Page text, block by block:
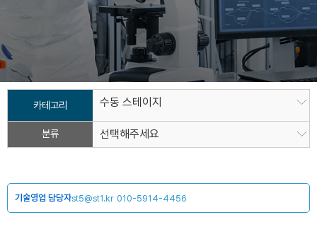
카테고리 수동 스테이지
분류 선택해주세요
기술영업 담당자st5@st1.kr 010-5914-4456